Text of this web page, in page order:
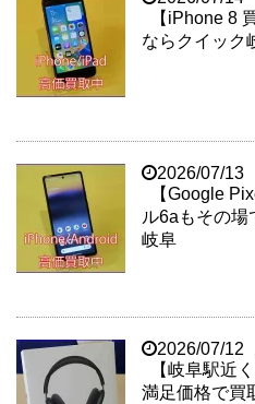
【iPhone 8
ならクイック
2026/07/13
【Google
ル6aもその場
岐阜
2026/07/12
【岐阜駅近
満足価格で買